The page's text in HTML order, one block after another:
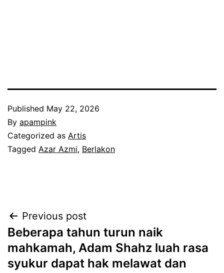
Published May 22, 2026
By apampink
Categorized as Artis
Tagged Azar Azmi, Berlakon
Post
navigation
Previous post
Beberapa tahun turun naik
mahkamah, Adam Shahz luah rasa
syukur dapat hak melawat dan